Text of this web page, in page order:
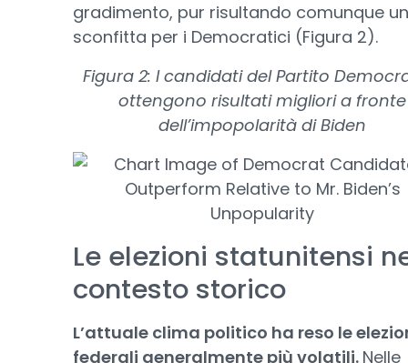
gradimento, pur risultando comunque
sconfitta per i Democratici (Figura 2).
Figura 2: I candidati del Partito
ottengono risultati migliori a fronte
dell’impopolarità di Biden
Le elezioni statunitensi
contesto storico
L’attuale clima politico ha reso le
federali generalmente più volatili. Nelle